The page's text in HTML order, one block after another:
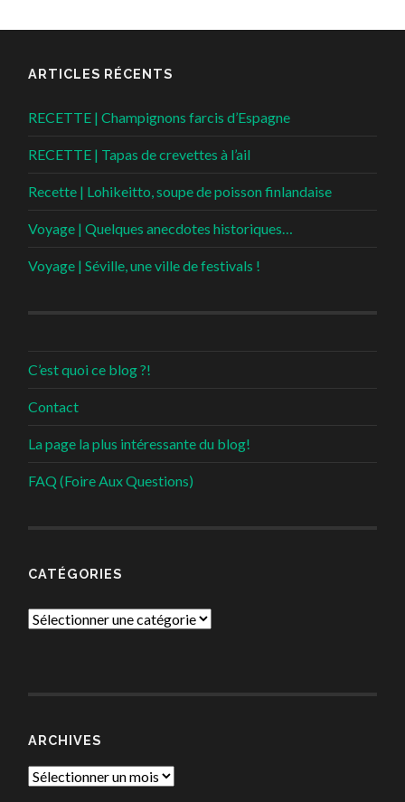
ARTICLES RÉCENTS
RECETTE | Champignons farcis d’Espagne
RECETTE | Tapas de crevettes à l’ail
Recette | Lohikeitto, soupe de poisson finlandaise
Voyage | Quelques anecdotes historiques…
Voyage | Séville, une ville de festivals !
C’est quoi ce blog ?!
Contact
La page la plus intéressante du blog!
FAQ (Foire Aux Questions)
CATÉGORIES
Catégories
ARCHIVES
Archives